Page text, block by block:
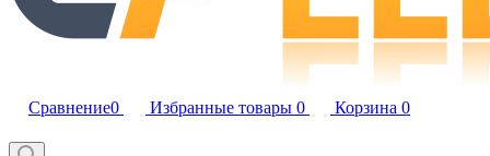
Сравнение0 Избранные товары 0 Корзина 0